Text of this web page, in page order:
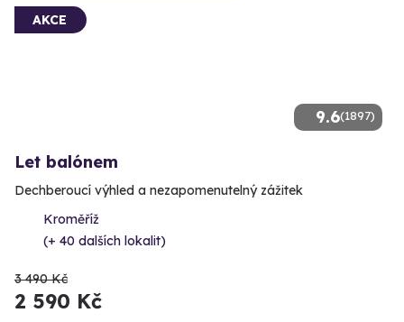
9.6(1897)
AKCE
Let balónem
Dechberoucí výhled a nezapomenutelný zážitek
Kroměříž
(+ 40 dalších lokalit)
3 490 Kč
2 590 Kč